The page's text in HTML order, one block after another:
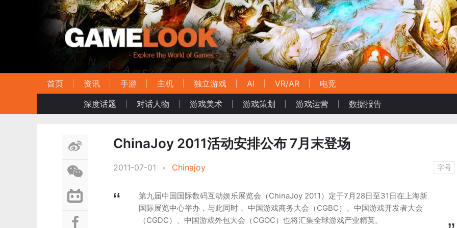
首页 资讯 手游 主机 独立游戏 AI VR/AR
电竞
深度话题
对话人物 游戏美术 游戏策划 游戏运营 数据报告
ChinaJoy 2011活动安排公布 7月末登场
2011-07-01 • Chinajoy 字号
第九届中国国际数码互动娱乐展览会（ChinaJoy 2011）定于7月28日至31日在上海新
国际展览中心举办，与此同时， 中国游戏商务大会（CGBC）、中国游戏开发者大会
（CGDC）、中国游戏外包大会（CGOC）也将汇集全球游戏产业精英。